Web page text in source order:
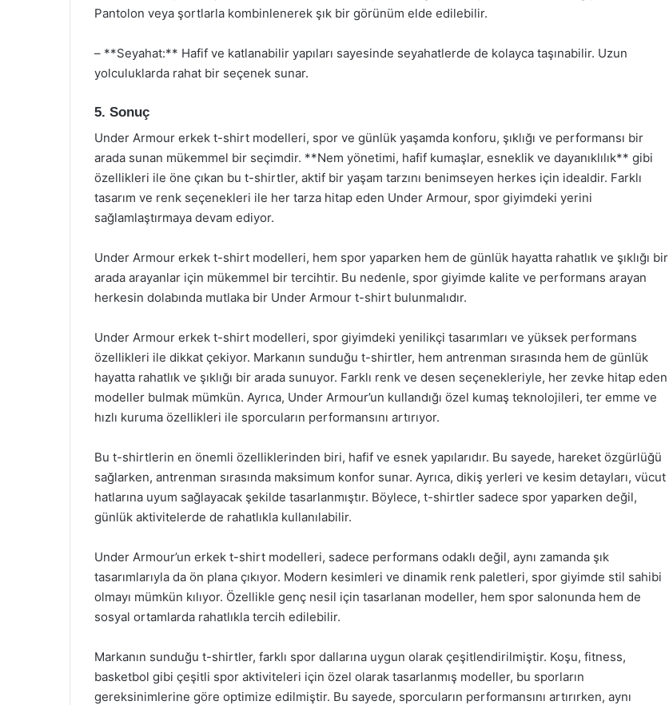
Pantolon veya şortlarla kombinlenerek şık bir görünüm elde edilebilir.
– **Seyahat:** Hafif ve katlanabilir yapıları sayesinde seyahatlerde de kolayca taşınabilir. Uzun
yolculuklarda rahat bir seçenek sunar.
5. Sonuç
Under Armour erkek t-shirt modelleri, spor ve günlük yaşamda konforu, şıklığı ve performansı bir
arada sunan mükemmel bir seçimdir. **Nem yönetimi, hafif kumaşlar, esneklik ve dayanıklılık** gibi
özellikleri ile öne çıkan bu t-shirtler, aktif bir yaşam tarzını benimseyen herkes için idealdir. Farklı
tasarım ve renk seçenekleri ile her tarza hitap eden Under Armour, spor giyimdeki yerini
sağlamlaştırmaya devam ediyor.
Under Armour erkek t-shirt modelleri, hem spor yaparken hem de günlük hayatta rahatlık ve şıklığı bir
arada arayanlar için mükemmel bir tercihtir. Bu nedenle, spor giyimde kalite ve performans arayan
herkesin dolabında mutlaka bir Under Armour t-shirt bulunmalıdır.
Under Armour erkek t-shirt modelleri, spor giyimdeki yenilikçi tasarımları ve yüksek performans
özellikleri ile dikkat çekiyor. Markanın sunduğu t-shirtler, hem antrenman sırasında hem de günlük
hayatta rahatlık ve şıklığı bir arada sunuyor. Farklı renk ve desen seçenekleriyle, her zevke hitap eden
modeller bulmak mümkün. Ayrıca, Under Armour’un kullandığı özel kumaş teknolojileri, ter emme ve
hızlı kuruma özellikleri ile sporcuların performansını artırıyor.
Bu t-shirtlerin en önemli özelliklerinden biri, hafif ve esnek yapılarıdır. Bu sayede, hareket özgürlüğü
sağlarken, antrenman sırasında maksimum konfor sunar. Ayrıca, dikiş yerleri ve kesim detayları, vücut
hatlarına uyum sağlayacak şekilde tasarlanmıştır. Böylece, t-shirtler sadece spor yaparken değil,
günlük aktivitelerde de rahatlıkla kullanılabilir.
Under Armour’un erkek t-shirt modelleri, sadece performans odaklı değil, aynı zamanda şık
tasarımlarıyla da ön plana çıkıyor. Modern kesimleri ve dinamik renk paletleri, spor giyimde stil sahibi
olmayı mümkün kılıyor. Özellikle genç nesil için tasarlanan modeller, hem spor salonunda hem de
sosyal ortamlarda rahatlıkla tercih edilebilir.
Markanın sunduğu t-shirtler, farklı spor dallarına uygun olarak çeşitlendirilmiştir. Koşu, fitness,
basketbol gibi çeşitli spor aktiviteleri için özel olarak tasarlanmış modeller, bu sporların
gereksinimlerine göre optimize edilmiştir. Bu sayede, sporcuların performansını artırırken, aynı